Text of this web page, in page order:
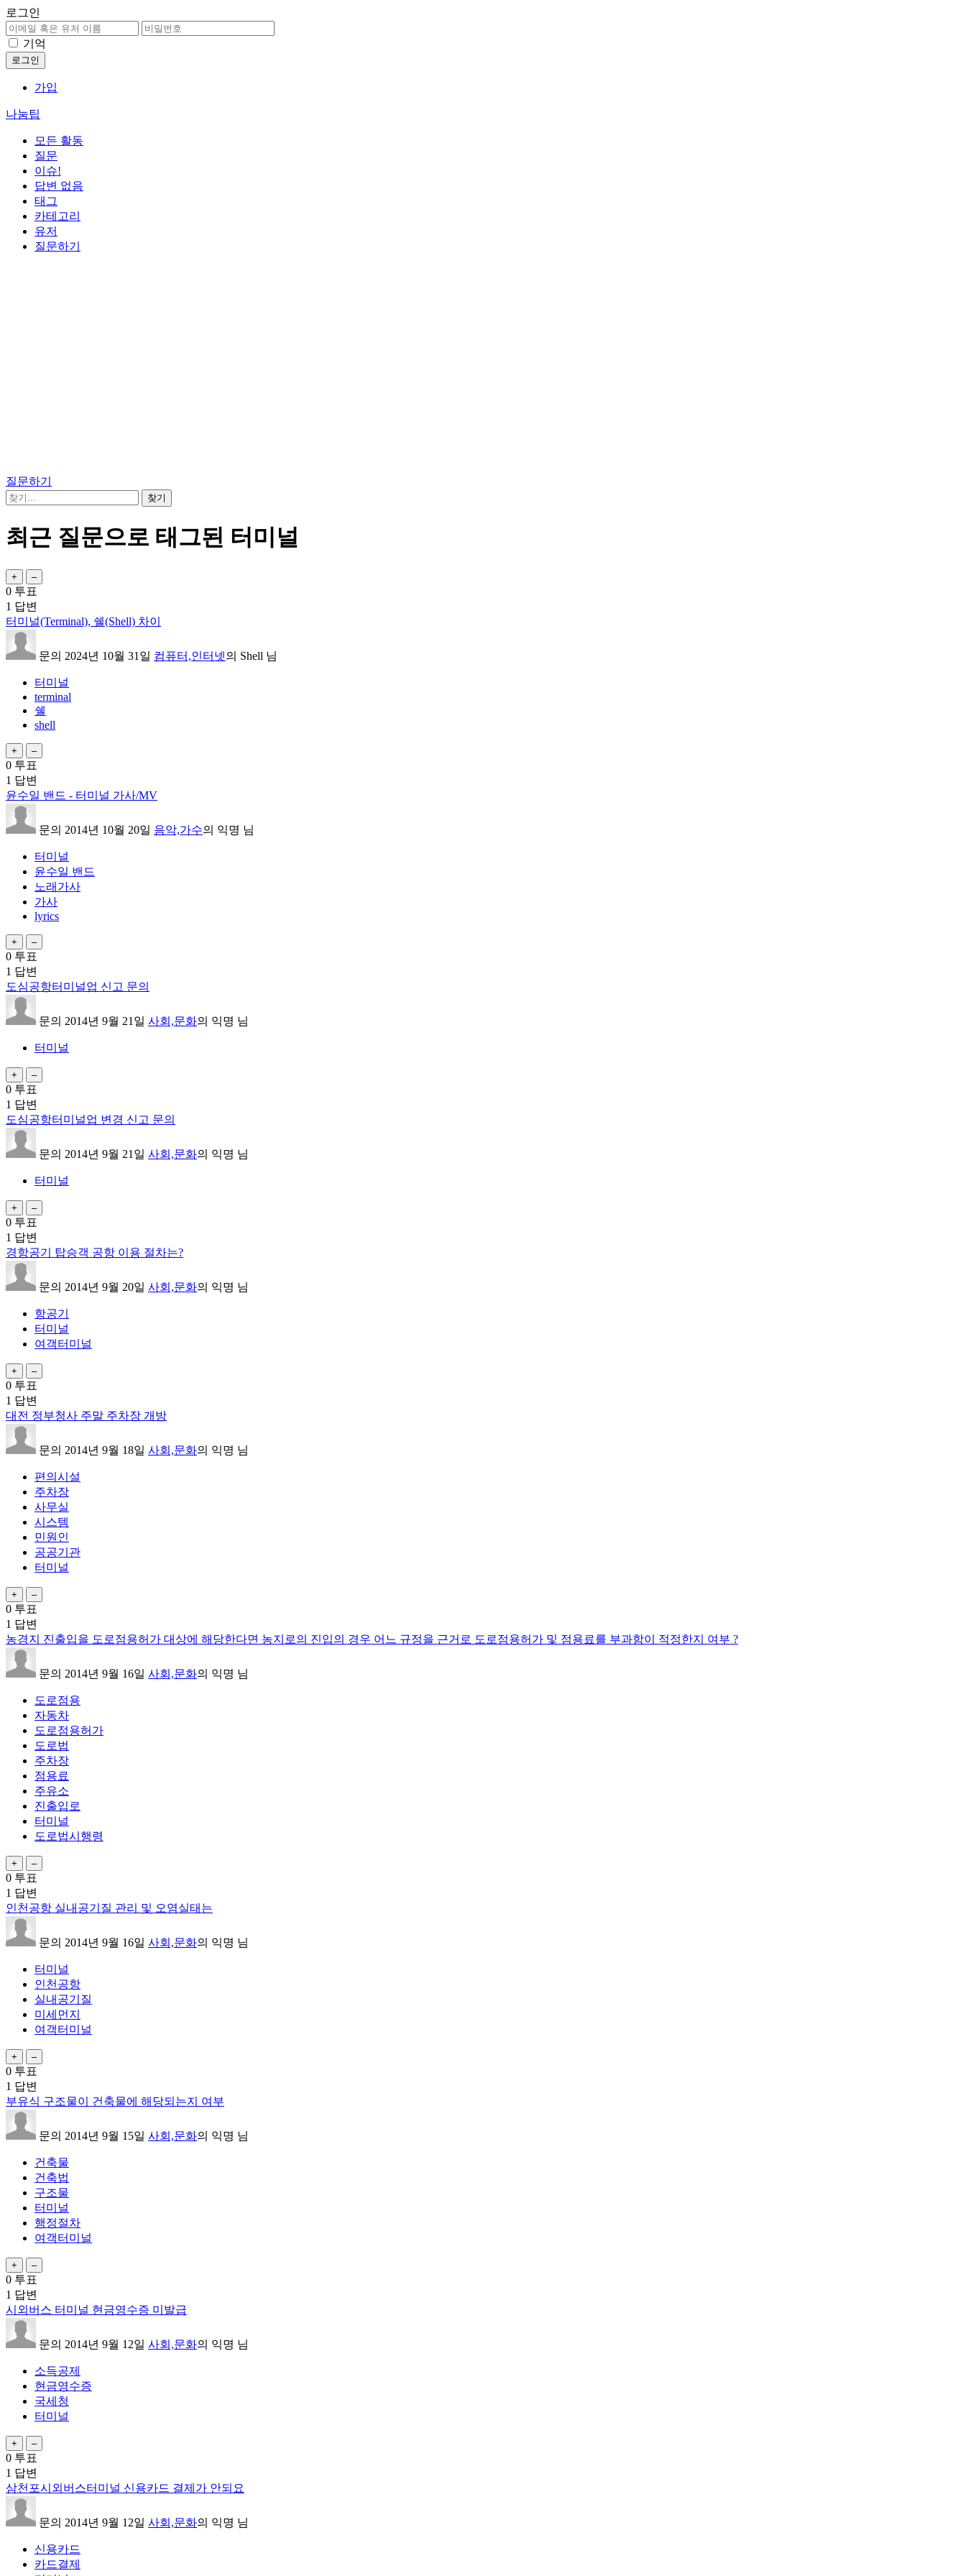
로그인
기억
가입
나눔팁
모든 활동
질문
이슈!
답변 없음
태그
카테고리
유저
질문하기
질문하기
최근 질문으로 태그된 터미널
0 투표
1 답변
터미널(Terminal), 쉘(Shell) 차이
문의 2024년 10월 31일 컴퓨터,인터넷의 Shell 님
터미널
terminal
쉘
shell
0 투표
1 답변
윤수일 밴드 - 터미널 가사/MV
문의 2014년 10월 20일 음악,가수의 익명 님
터미널
윤수일 밴드
노래가사
가사
lyrics
0 투표
1 답변
도심공항터미널업 신고 문의
문의 2014년 9월 21일 사회,문화의 익명 님
터미널
0 투표
1 답변
도심공항터미널업 변경 신고 문의
문의 2014년 9월 21일 사회,문화의 익명 님
터미널
0 투표
1 답변
경항공기 탑승객 공항 이용 절차는?
문의 2014년 9월 20일 사회,문화의 익명 님
항공기
터미널
여객터미널
0 투표
1 답변
대전 정부청사 주말 주차장 개방
문의 2014년 9월 18일 사회,문화의 익명 님
편의시설
주차장
사무실
시스템
민원인
공공기관
터미널
0 투표
1 답변
농경지 진출입을 도로점용허가 대상에 해당한다면 농지로의 진입의 경우 어느 규정을 근거로 도로점용허가 및 점용료를 부과함이 적정한지 여부 ?
문의 2014년 9월 16일 사회,문화의 익명 님
도로점용
자동차
도로점용허가
도로법
주차장
점용료
주유소
진출입로
터미널
도로법시행령
0 투표
1 답변
인천공항 실내공기질 관리 및 오염실태는
문의 2014년 9월 16일 사회,문화의 익명 님
터미널
인천공항
실내공기질
미세먼지
여객터미널
0 투표
1 답변
부유식 구조물이 건축물에 해당되는지 여부
문의 2014년 9월 15일 사회,문화의 익명 님
건축물
건축법
구조물
터미널
행정절차
여객터미널
0 투표
1 답변
시외버스 터미널 현금영수증 미발급
문의 2014년 9월 12일 사회,문화의 익명 님
소득공제
현금영수증
국세청
터미널
0 투표
1 답변
삼천포시외버스터미널 신용카드 결제가 안되요
문의 2014년 9월 12일 사회,문화의 익명 님
신용카드
카드결제